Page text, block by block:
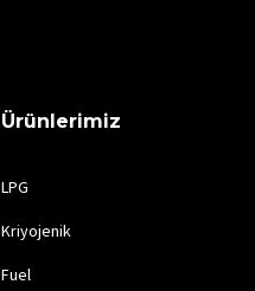
Ürünlerimiz
LPG
Kriyojenik
Fuel